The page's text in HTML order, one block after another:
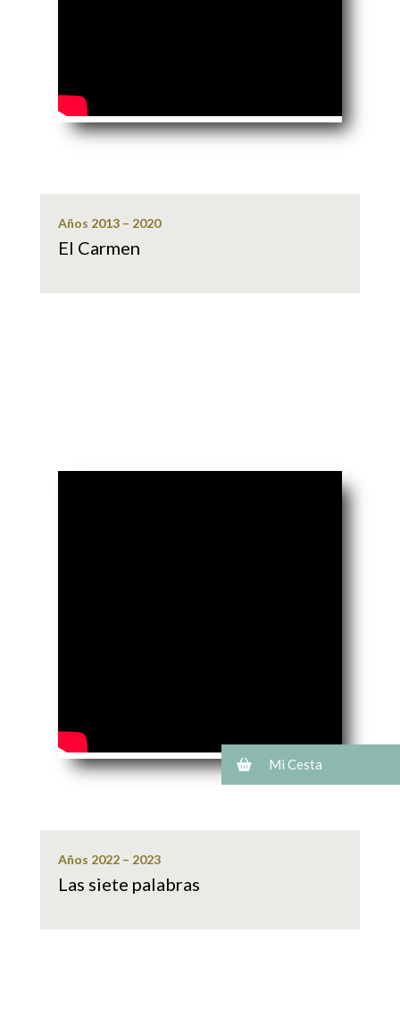
Años 2013 – 2020
El Carmen
Años 2022 – 2023
Las siete palabras
Mi Cesta